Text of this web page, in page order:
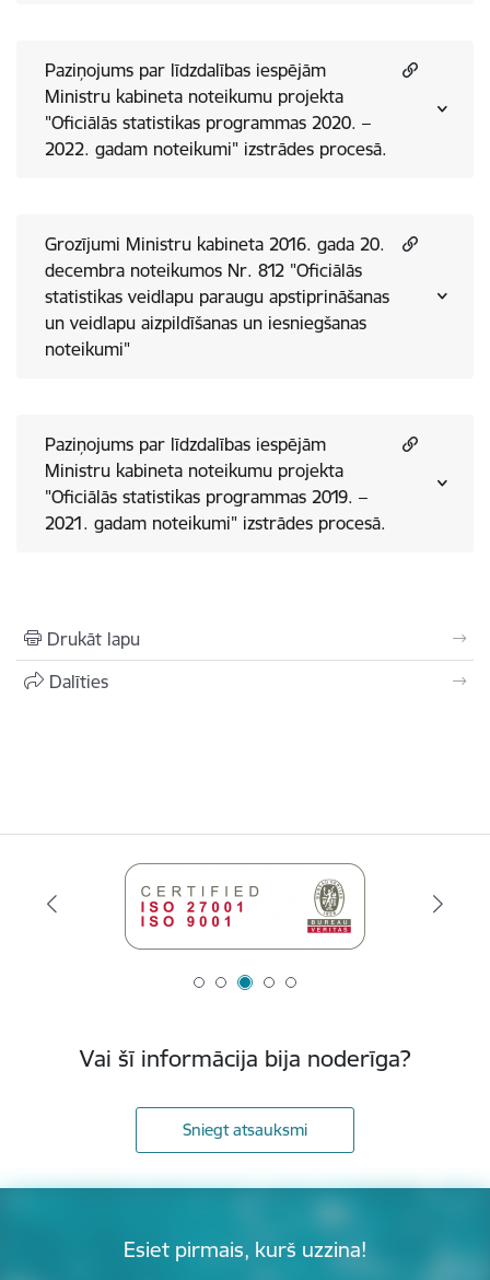
Paziņojums par līdzdalības iespējām
Ministru kabineta noteikumu projekta
"Oficiālās statistikas programmas 2020. –
2022. gadam noteikumi" izstrādes procesā.
Grozījumi Ministru kabineta 2016. gada 20.
decembra noteikumos Nr. 812 "Oficiālās
statistikas veidlapu paraugu apstiprināšanas
un veidlapu aizpildīšanas un iesniegšanas
noteikumi"
Paziņojums par līdzdalības iespējām
Ministru kabineta noteikumu projekta
"Oficiālās statistikas programmas 2019. –
2021. gadam noteikumi" izstrādes procesā.
Drukāt lapu
Dalīties
Vai šī informācija bija noderīga?
Sniegt atsauksmi
Esiet pirmais, kurš uzzina!